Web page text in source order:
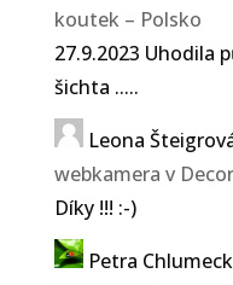
koutek – Polsko
27.9.2023 Uhodila
šichta .....
Leona
webkamera v
Díky !!! :-)
Petra